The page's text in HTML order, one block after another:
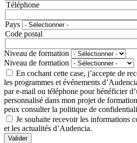
Téléphone
Adresse
Pays
Code postal
Niveau de formation
Niveau de formation
En cochant cette case, j’accepte de
les programmes et événements
par e-mail ou téléphone pour bénéficier
personnalisé dans mon projet de
peux consulter la politique de
Je souhaite recevoir les informations
et les actualités d’Audencia.
Valider